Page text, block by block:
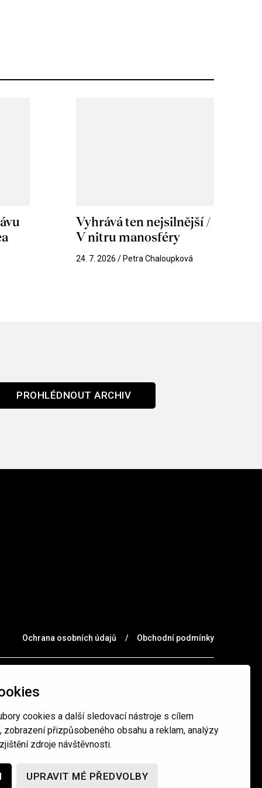
cookies a další sledovací nástroje s cílem
přizpůsobeného obsahu a reklam, analýzy
zdroje návštěvnosti.
UPRAVIT MÉ PŘEDVOLBY
Vyhrává ten nejsilnější /
V nitru manosféry
24. 7. 2026 / Petra Chaloupková
PROHLÉDNOUT ARCHIV
Ochrana osobních údajů / Obchodní podmínky